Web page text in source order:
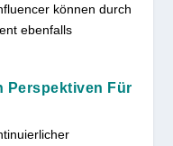
können durch
ebenfalls
Perspektiven Für